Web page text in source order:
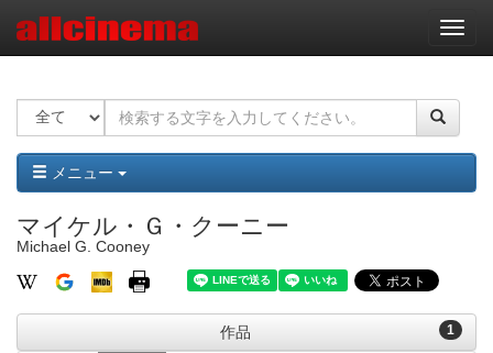
ナ
ビ
ー
ョ
ン
メニュー
マイケル・Ｇ・クーニー
Michael G. Cooney
1
作品